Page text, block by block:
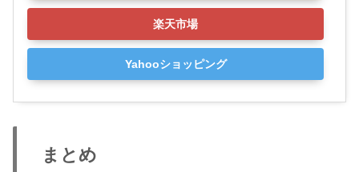
楽天市場
Yahooショッピング
まとめ